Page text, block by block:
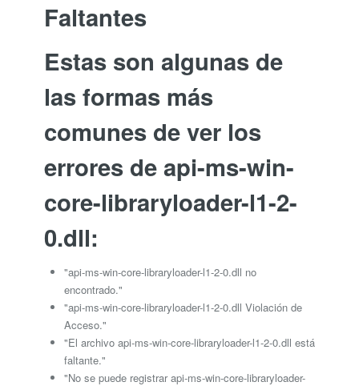
Faltantes
Estas son algunas de
las formas más
comunes de ver los
errores de api-ms-win-
core-libraryloader-l1-2-
0.dll:
"api-ms-win-core-libraryloader-l1-2-0.dll no
encontrado."
"api-ms-win-core-libraryloader-l1-2-0.dll Violación de
Acceso."
"El archivo api-ms-win-core-libraryloader-l1-2-0.dll está
faltante."
"No se puede registrar api-ms-win-core-libraryloader-